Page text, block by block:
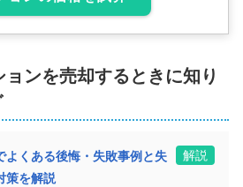
ョンを売却するときに知り
よくある後悔・失敗事例と失
策を解説
解説